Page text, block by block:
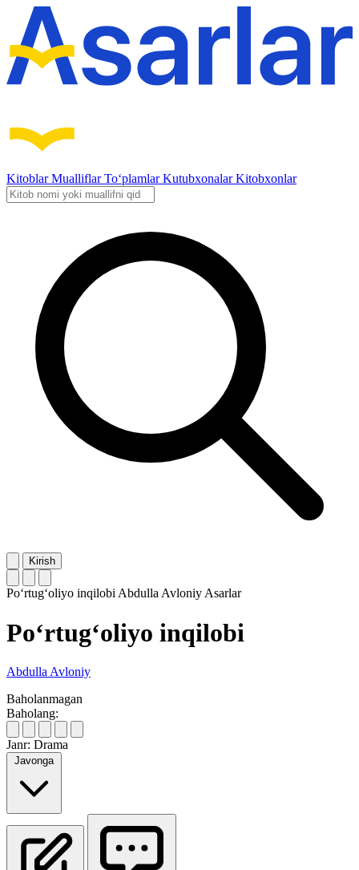
KitoblarMualliflarTo‘plamlarKutubxonalarKitobxonlar
Kirish
Po‘rtug‘oliyo inqilobiAbdulla AvloniyAsarlar
Po‘rtug‘oliyo inqilobi
Abdulla Avloniy
Baholanmagan
Baholang:
Janr: Drama
Javonga